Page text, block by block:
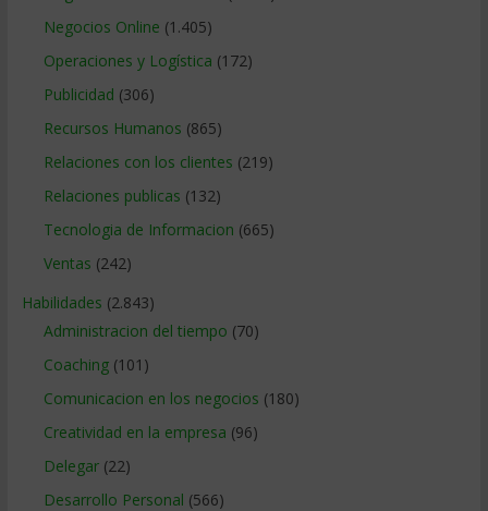
Negocios Online (1.405)
Operaciones y Logística (172)
Publicidad (306)
Recursos Humanos (865)
Relaciones con los clientes (219)
Relaciones publicas (132)
Tecnologia de Informacion (665)
Ventas (242)
Habilidades (2.843)
Administracion del tiempo (70)
Coaching(101)
Comunicacion en los negocios (180)
Creatividad en la empresa (96)
Delegar(22)
Desarrollo Personal (566)